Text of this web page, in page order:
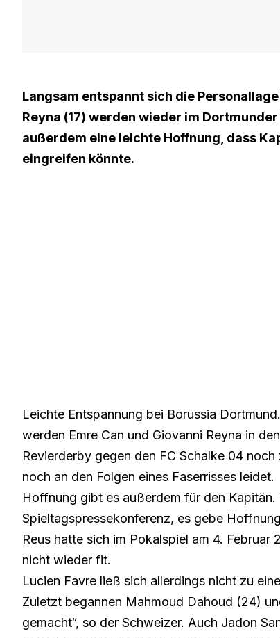
Langsam entspannt sich die
Reyna (17) werden wieder im
außerdem eine leichte Hoffnung, dass
eingreifen könnte.
Leichte Entspannung bei Borussia
werden Emre Can und Giovanni Reyna in
Revierderby gegen den FC Schalke 04
noch an den Folgen eines Faserrisses leidet.
Hoffnung gibt es außerdem für den
Spieltagspressekonferenz, es gebe
Reus hatte sich im Pokalspiel am 4.
nicht wieder fit.
Lucien Favre ließ sich allerdings nicht zu
Zuletzt begannen Mahmoud Dahoud (24)
gemacht“, so der Schweizer. Auch Jadon